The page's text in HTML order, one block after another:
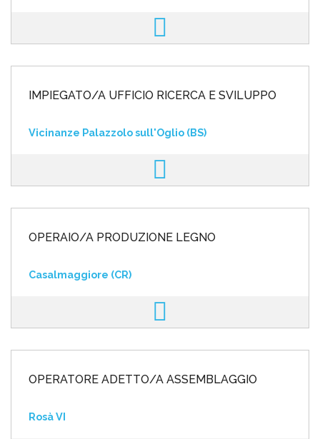
IMPIEGATO/A UFFICIO RICERCA E SVILUPPO
Vicinanze Palazzolo sull'Oglio (BS)
OPERAIO/A PRODUZIONE LEGNO
Casalmaggiore (CR)
OPERATORE ADETTO/A ASSEMBLAGGIO
Rosà VI